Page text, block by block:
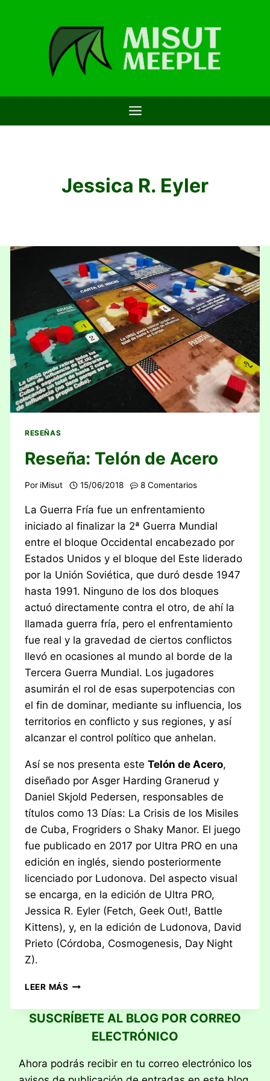
Jessica R. Eyler
RESEÑAS
Reseña: Telón de Acero
Por iMisut 15/06/2018 8 Comentarios
La Guerra Fría fue un enfrentamiento
iniciado al finalizar la 2ª Guerra Mundial
entre el bloque Occidental encabezado por
Estados Unidos y el bloque del Este liderado
por la Unión Soviética, que duró desde 1947
hasta 1991. Ninguno de los dos bloques
actuó directamente contra el otro, de ahí la
llamada guerra fría, pero el enfrentamiento
fue real y la gravedad de ciertos conflictos
llevó en ocasiones al mundo al borde de la
Tercera Guerra Mundial. Los jugadores
asumirán el rol de esas superpotencias con
el fin de dominar, mediante su influencia, los
territorios en conflicto y sus regiones, y así
alcanzar el control político que anhelan.
Así se nos presenta esteTelón de Acero,
diseñado por Asger Harding Granerud y
Daniel Skjold Pedersen, responsables de
títulos como 13 Días: La Crisis de los Misiles
de Cuba, Frogriders o Shaky Manor. El juego
fue publicado en 2017 por Ultra PRO en una
edición en inglés, siendo posteriormente
licenciado por Ludonova. Del aspecto visual
se encarga, en la edición de Ultra PRO,
Jessica R. Eyler (Fetch, Geek Out!, Battle
Kittens), y, en la edición de Ludonova, David
Prieto (Córdoba, Cosmogenesis, Day Night
Z).
LEER MÁS RESEÑA:
DE
ACERO
SUSCRÍBETE AL BLOG POR CORREO
ELECTRÓNICO
Ahora podrás recibir en tu correo electrónico los